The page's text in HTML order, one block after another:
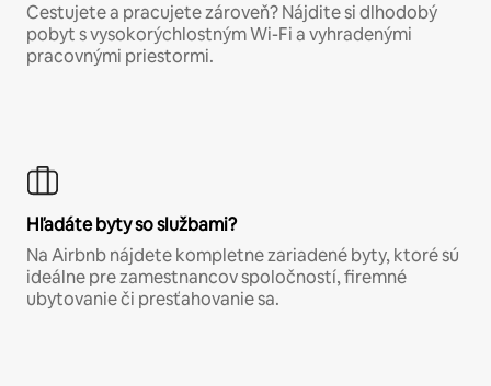
Cestujete a pracujete zároveň? Nájdite si dlhodobý
pobyt s vysokorýchlostným Wi-Fi a vyhradenými
pracovnými priestormi.
Hľadáte byty so službami?
Na Airbnb nájdete kompletne zariadené byty, ktoré sú
ideálne pre zamestnancov spoločností, firemné
ubytovanie či presťahovanie sa.